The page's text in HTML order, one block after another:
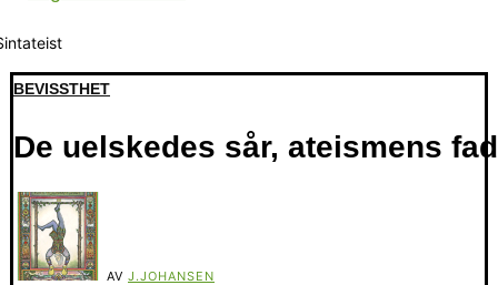
BEVISSTHET
De uelskedes sår, ateismens
AV J.JOHANSEN